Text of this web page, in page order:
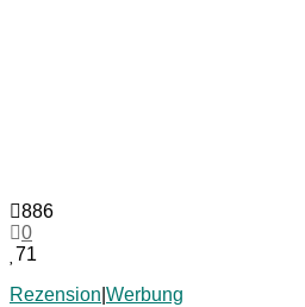
886
0
71
Rezension Werbung